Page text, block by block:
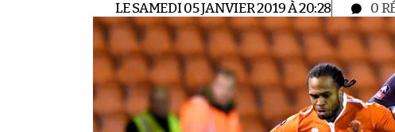
LE SAMEDI 05 JANVIER 2019 À 20:28 0